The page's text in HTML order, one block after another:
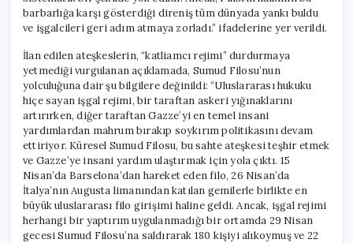
barbarlığa karşı gösterdiği direniş tüm dünyada yankı buldu
ve işgalcileri geri adım atmaya zorladı.” ifadelerine yer verildi.
İlan edilen ateşkeslerin, “katliamcı rejimi” durdurmaya
yetmediği vurgulanan açıklamada, Sumud Filosu’nun
yolculuğuna dair şu bilgilere değinildi: “Uluslararası hukuku
hiçe sayan işgal rejimi, bir taraftan askeri yığınaklarını
artırırken, diğer taraftan Gazze’yi en temel insani
yardımlardan mahrum bırakıp soykırım politikasını devam
ettiriyor. Küresel Sumud Filosu, bu sahte ateşkesi teşhir etmek
ve Gazze’ye insani yardım ulaştırmak için yola çıktı. 15
Nisan’da Barselona’dan hareket eden filo, 26 Nisan’da
İtalya’nın Augusta limanından katılan gemilerle birlikte en
büyük uluslararası filo girişimi haline geldi. Ancak, işgal rejimi
herhangi bir yaptırım uygulanmadığı bir ortamda 29 Nisan
gecesi Sumud Filosu’na saldırarak 180 kişiyi alıkoymuş ve 22